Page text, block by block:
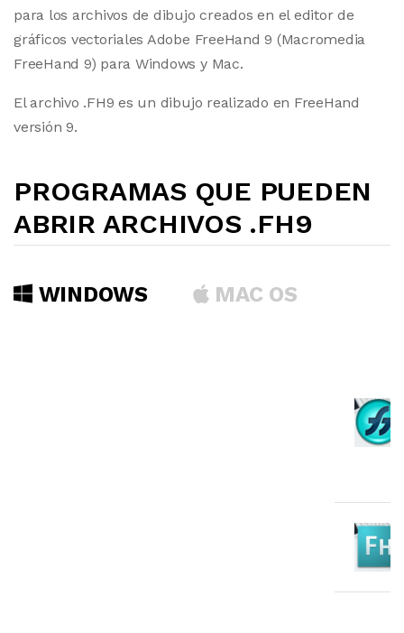
para los archivos de dibujo creados en el editor de
gráficos vectoriales Adobe FreeHand 9 (Macromedia
FreeHand 9) para Windows y Mac.
El archivo .FH9 es un dibujo realizado en FreeHand
versión 9.
PROGRAMAS QUE PUEDEN
ABRIR ARCHIVOS .FH9
WINDOWS MAC OS